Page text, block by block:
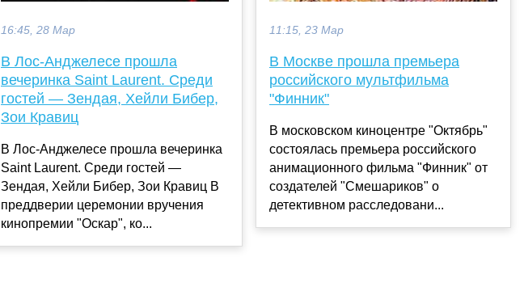
16:45, 28 Мар
В Лос-Анджелесе прошла
вечеринка Saint Laurent. Среди
гостей — Зендая, Хейли Бибер,
Зои Кравиц
В Лос-Анджелесе прошла вечеринка
Saint Laurent. Среди гостей —
Зендая, Хейли Бибер, Зои Кравиц В
преддверии церемонии вручения
кинопремии "Оскар", ко...
11:15, 23 Мар
В Москве прошла премьера
российского мультфильма
"Финник"
В московском киноцентре "Октябрь"
состоялась премьера российского
анимационного фильма "Финник" от
создателей "Смешариков" о
детективном расследовани...